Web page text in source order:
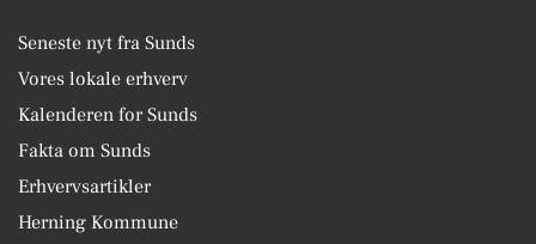
Seneste nyt fra Sunds
Vores lokale erhverv
Kalenderen for Sunds
Fakta om Sunds
Erhvervsartikler
Herning Kommune